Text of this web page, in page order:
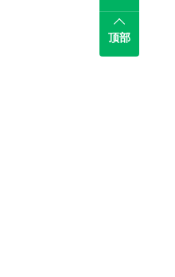
顶部